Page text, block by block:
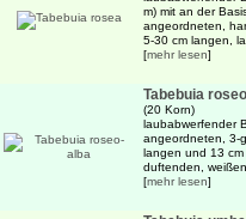
m) mit an der
angeordneten,
5-30 cm langen,
[mehr lesen]
Tabebuia
(20 Korn)
laubabwerfender
angeordneten, 3-
langen und 13
duftenden,
[mehr lesen]